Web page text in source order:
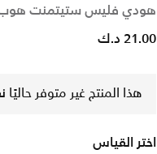
هودي فليس ستيتمنت هوب
21.00 د.ك
هذا المنتج غير متوفر حاليًا
اختر القياس